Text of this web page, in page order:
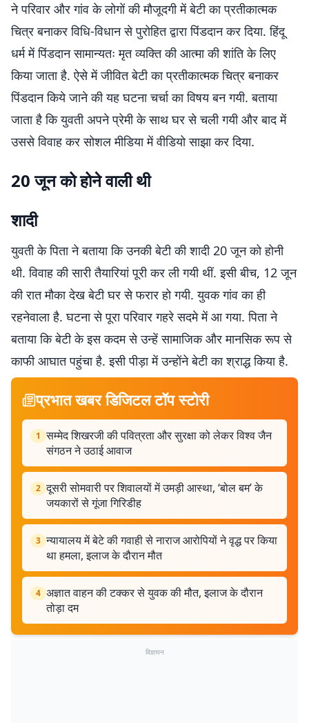
ने परिवार और गांव के लोगों की मौजूदगी में बेटी का प्रतीकात्मक
चित्र बनाकर विधि-विधान से पुरोहित द्वारा पिंडदान कर दिया. हिंदू
धर्म में पिंडदान सामान्यतः मृत व्यक्ति की आत्मा की शांति के लिए
किया जाता है. ऐसे में जीवित बेटी का प्रतीकात्मक चित्र बनाकर
पिंडदान किये जाने की यह घटना चर्चा का विषय बन गयी. बताया
जाता है कि युवती अपने प्रेमी के साथ घर से चली गयी और बाद में
उससे विवाह कर सोशल मीडिया में वीडियो साझा कर दिया.
20 जून को होने वाली थी
शादी
युवती के पिता ने बताया कि उनकी बेटी की शादी 20 जून को होनी
थी. विवाह की सारी तैयारियां पूरी कर ली गयी थीं. इसी बीच, 12 जून
की रात मौका देख बेटी घर से फरार हो गयी. युवक गांव का ही
रहनेवाला है. घटना से पूरा परिवार गहरे सदमे में आ गया. पिता ने
बताया कि बेटी के इस कदम से उन्हें सामाजिक और मानसिक रूप से
काफी आघात पहुंचा है. इसी पीड़ा में उन्होंने बेटी का श्राद्ध किया है.
प्रभात खबर डिजिटल टॉप स्टोरी
1 सम्मेद शिखरजी की पवित्रता और सुरक्षा को लेकर विश्व जैन
संगठन ने उठाई आवाज
2 दूसरी सोमवारी पर शिवालयों में उमड़ी आस्था, ‘बोल बम’ के
जयकारों से गूंजा गिरिडीह
3 न्यायालय में बेटे की गवाही से नाराज आरोपियों ने वृद्ध पर किया
था हमला, इलाज के दौरान मौत
4 अज्ञात वाहन की टक्कर से युवक की मौत, इलाज के दौरान
तोड़ा दम
विज्ञापन